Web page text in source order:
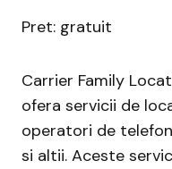
Pret: gratuit
Carrier Family
ofera servicii de
operatori de
si altii. Aceste